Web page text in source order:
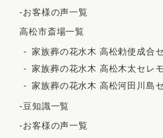
2022年5月
2022年4月
2022年3月
2022年2月
2021年12月
2021年11月
2021年10月
-お客様の声一覧
高松市斎場一覧
家族葬の花水木 高松勅使成合
家族葬の花水木 高松木太セレ
家族葬の花水木 高松河田川島
-豆知識一覧
-お客様の声一覧